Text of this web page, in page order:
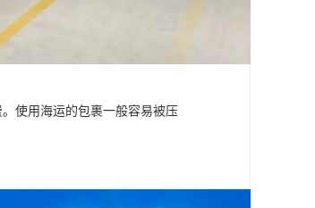
使用海运的包裹一般容易被压